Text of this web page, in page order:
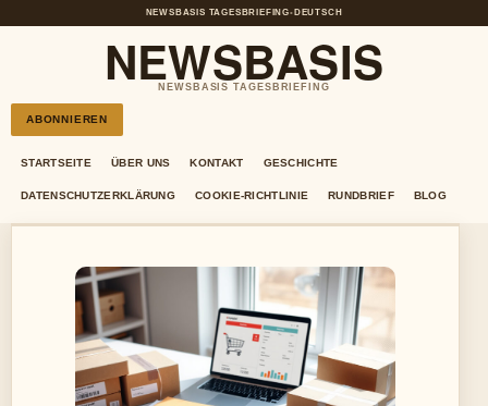
NEWSBASIS TAGESBRIEFING• DEUTSCH
NEWSBASIS
NEWSBASIS TAGESBRIEFING
ABONNIEREN
STARTSEITE ÜBER UNS KONTAKT GESCHICHTE
DATENSCHUTZERKLÄRUNG COOKIE-RICHTLINIE RUNDBRIEF BLOG